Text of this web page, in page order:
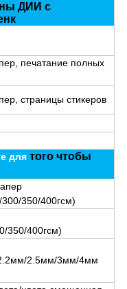
ДИИ с
печатание полных
, страницы стикеров
длятого чтобы
350/400гсм)
350/400гсм)
2.5мм/3мм/4мм